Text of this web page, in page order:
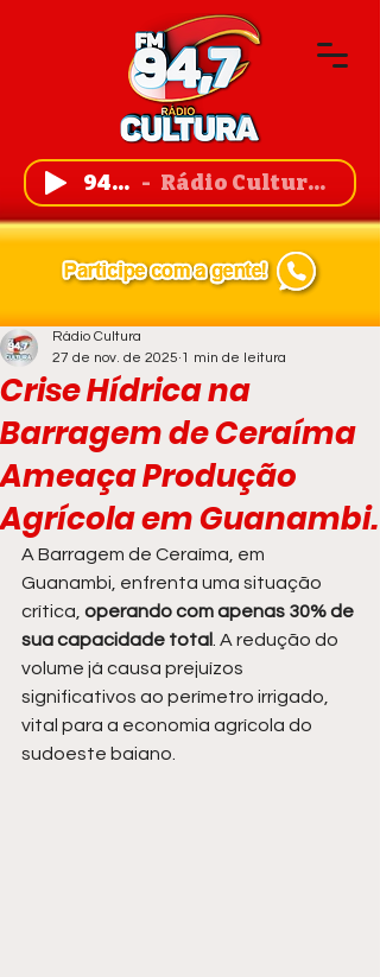
94,7 FM Rádio Cultura de Guanambi
Crise Hídrica na
Barragem de Ceraíma
Ameaça Produção
Agrícola em Guanambi.
Rádio Cultura
27 de nov. de 2025 1 min de leitura
A Barragem de Ceraíma, em
Guanambi, enfrenta uma situação
crítica, operando com apenas 30% de
sua capacidade total . A redução do
volume já causa prejuízos
significativos ao perímetro irrigado,
vital para a economia agrícola do
sudoeste baiano.